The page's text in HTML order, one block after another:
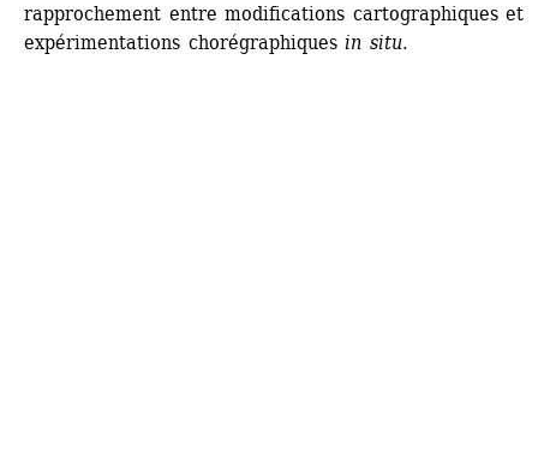
rapprochement entre modifications cartographiques et
expérimentations chorégraphiquesin situ.